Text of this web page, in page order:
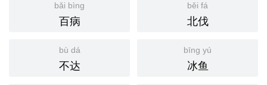
bǎi bìng
百病
běi fá
北伐
bù dá
不达
bīng yú
冰鱼